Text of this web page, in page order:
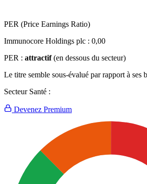
PER (Price Earnings Ratio)
Immunocore Holdings plc : 0,00
PER : attractif (en dessous du secteur)
Le titre semble sous-évalué par rapport à ses
Secteur Santé :
Devenez Premium